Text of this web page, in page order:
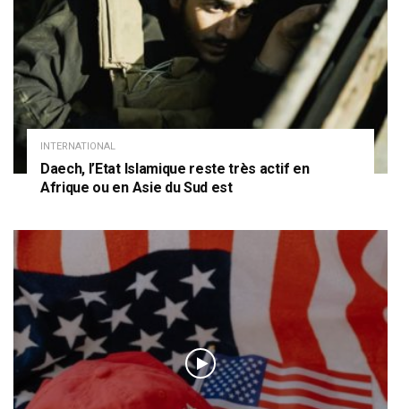
INTERNATIONAL
Daech, l’Etat Islamique reste très actif en
Afrique ou en Asie du Sud est